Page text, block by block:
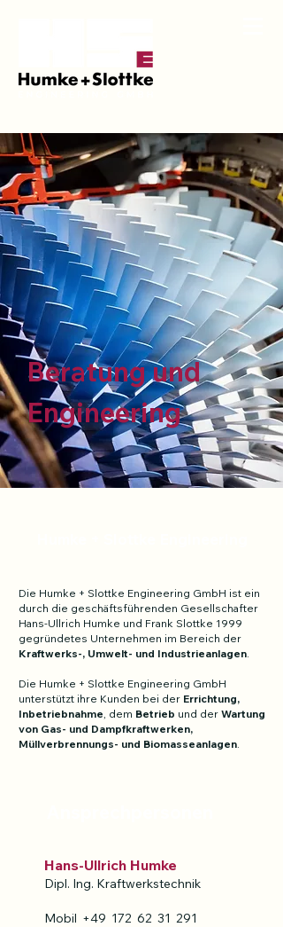
Beratung und
Engineering
Die Humke + Slottke Engineering GmbH ist ein
durch die geschäftsführenden Gesellschafter
Hans-Ullrich Humke und Frank Slottke 1999
gegründetes Unternehmen im Bereich der
Kraftwerks-, Umwelt- und Industrieanlagen.
Die Humke + Slottke Engineering GmbH
unterstützt ihre Kunden bei der Errichtung,
Inbetriebnahme, dem Betrieb und der Wartung
von Gas- und Dampfkraftwerken,
Müllverbrennungs- und Biomasseanlagen.
Hans-Ullrich Humke
Dipl. Ing. Kraftwerkstechnik
Mobil +49 172 62 31 291